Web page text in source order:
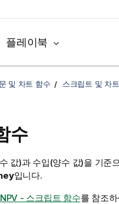
플레이북
및 차트 함수
스크립트 및 차
수
값)과 수입(양수 값)을 기준
입니다.
- 스크립트 함수를 참조